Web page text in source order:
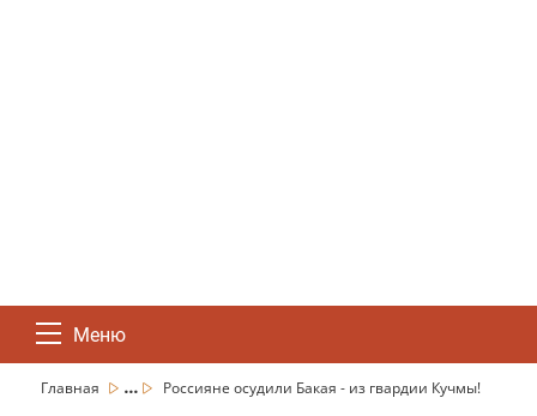
Меню
Главная ...
Россияне осудили Бакая - из гвардии Кучмы!